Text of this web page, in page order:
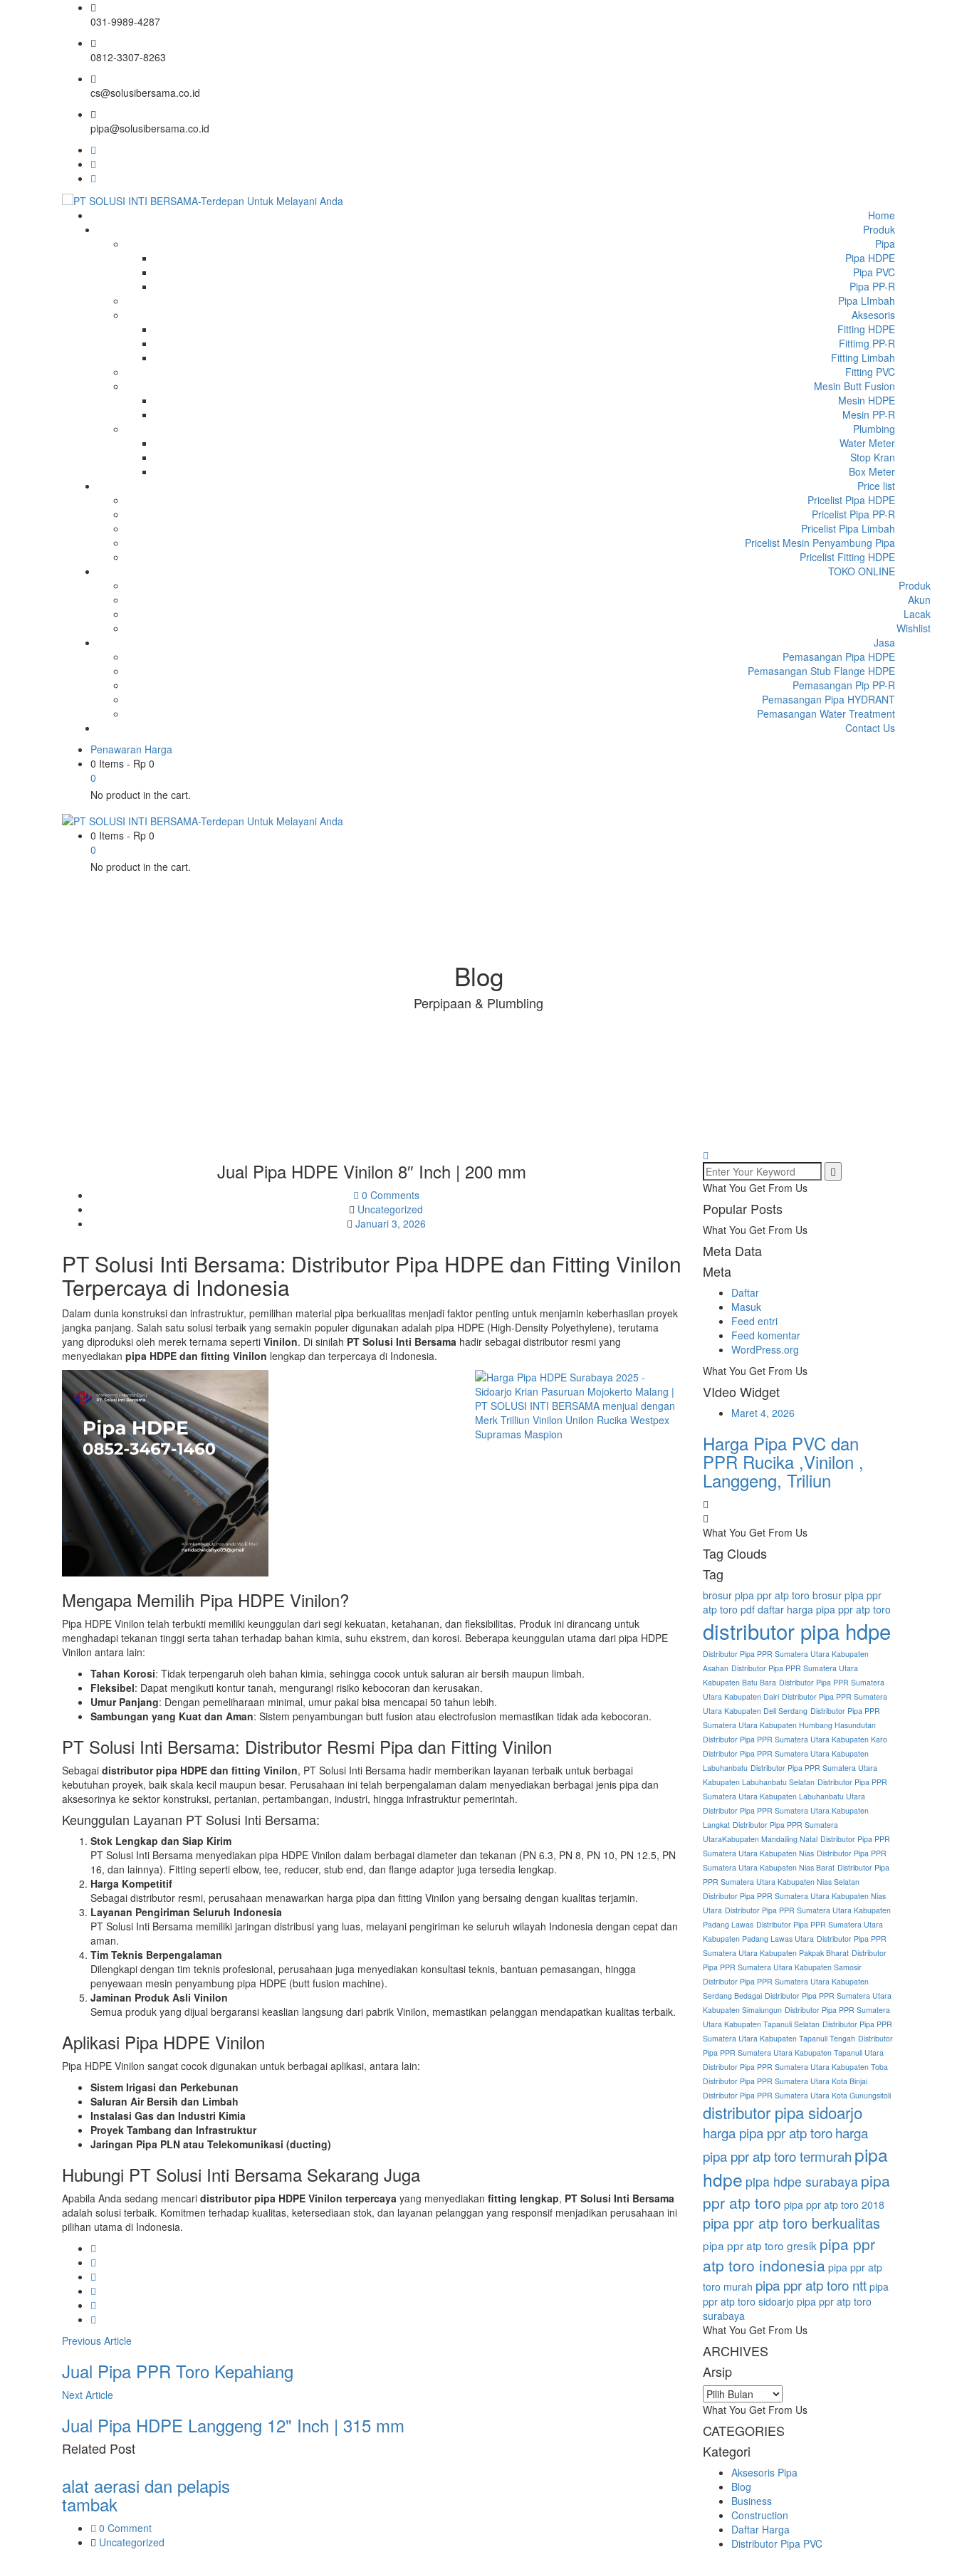
031-9989-4287
0812-3307-8263
cs@solusibersama.co.id
pipa@solusibersama.co.id
Home
Produk
Pipa
Pipa HDPE
Pipa PVC
Pipa PP-R
Pipa LImbah
Aksesoris
Fitting HDPE
Fittimg PP-R
Fitting Limbah
Fitting PVC
Mesin Butt Fusion
Mesin HDPE
Mesin PP-R
Plumbing
Water Meter
Stop Kran
Box Meter
Price list
Pricelist Pipa HDPE
Pricelist Pipa PP-R
Pricelist Pipa Limbah
Pricelist Mesin Penyambung Pipa
Pricelist Fitting HDPE
TOKO ONLINE
Produk
Akun
Lacak
Wishlist
Jasa
Pemasangan Pipa HDPE
Pemasangan Stub Flange HDPE
Pemasangan Pip PP-R
Pemasangan Pipa HYDRANT
Pemasangan Water Treatment
Contact Us
Penawaran Harga
0 Items - Rp 0
0
No product in the cart.
0 Items - Rp 0
0
No product in the cart.
Blog
Perpipaan & Plumbling
Jual Pipa HDPE Vinilon 8″ Inch | 200 mm
0 Comments
Uncategorized
Januari 3, 2026
PT Solusi Inti Bersama: Distributor Pipa HDPE dan Fitting Vinilon
Terpercaya di Indonesia
Dalam dunia konstruksi dan infrastruktur, pemilihan material pipa berkualitas menjadi faktor penting untuk menjamin keberhasilan proyek
jangka panjang. Salah satu solusi terbaik yang semakin populer digunakan adalah pipa HDPE (High-Density Polyethylene), terutama
yang diproduksi oleh merek ternama seperti Vinilon. Di sinilah PT Solusi Inti Bersama hadir sebagai distributor resmi yang
menyediakan pipa HDPE dan fitting Vinilon lengkap dan terpercaya di Indonesia.
Mengapa Memilih Pipa HDPE Vinilon?
Pipa HDPE Vinilon telah terbukti memiliki keunggulan dari segi kekuatan, ketahanan, dan fleksibilitas. Produk ini dirancang untuk
menghadapi tekanan tinggi serta tahan terhadap bahan kimia, suhu ekstrem, dan korosi. Beberapa keunggulan utama dari pipa HDPE
Vinilon antara lain:
Tahan Korosi: Tidak terpengaruh oleh bahan kimia, sehingga cocok untuk saluran air bersih maupun limbah.
Fleksibel: Dapat mengikuti kontur tanah, mengurangi risiko kebocoran dan kerusakan.
Umur Panjang: Dengan pemeliharaan minimal, umur pakai bisa mencapai 50 tahun lebih.
Sambungan yang Kuat dan Aman: Sistem penyambungan butt fusion atau electrofusion memastikan tidak ada kebocoran.
PT Solusi Inti Bersama: Distributor Resmi Pipa dan Fitting Vinilon
Sebagai distributor pipa HDPE dan fitting Vinilon, PT Solusi Inti Bersama hadir memberikan layanan terbaik untuk berbagai
kebutuhan proyek, baik skala kecil maupun besar. Perusahaan ini telah berpengalaman dalam menyediakan berbagai jenis pipa dan
aksesorinya ke sektor konstruksi, pertanian, pertambangan, industri, hingga infrastruktur pemerintah.
Keunggulan Layanan PT Solusi Inti Bersama:
Stok Lengkap dan Siap Kirim
PT Solusi Inti Bersama menyediakan pipa HDPE Vinilon dalam berbagai diameter dan tekanan (PN 6.3, PN 8, PN 10, PN 12.5, PN
16, dan lainnya). Fitting seperti elbow, tee, reducer, stub end, dan flange adaptor juga tersedia lengkap.
Harga Kompetitif
Sebagai distributor resmi, perusahaan menawarkan harga pipa dan fitting Vinilon yang bersaing dengan kualitas terjamin.
Layanan Pengiriman Seluruh Indonesia
PT Solusi Inti Bersama memiliki jaringan distribusi yang luas, melayani pengiriman ke seluruh wilayah Indonesia dengan cepat dan
aman.
Tim Teknis Berpengalaman
Dilengkapi dengan tim teknis profesional, perusahaan juga menyediakan konsultasi teknis, bantuan pemasangan, hingga
penyewaan mesin penyambung pipa HDPE (butt fusion machine).
Jaminan Produk Asli Vinilon
Semua produk yang dijual bergaransi keaslian langsung dari pabrik Vinilon, memastikan pelanggan mendapatkan kualitas terbaik.
Aplikasi Pipa HDPE Vinilon
Pipa HDPE Vinilon sangat cocok digunakan untuk berbagai aplikasi, antara lain:
Sistem Irigasi dan Perkebunan
Saluran Air Bersih dan Limbah
Instalasi Gas dan Industri Kimia
Proyek Tambang dan Infrastruktur
Jaringan Pipa PLN atau Telekomunikasi (ducting)
Hubungi PT Solusi Inti Bersama Sekarang Juga
Apabila Anda sedang mencari distributor pipa HDPE Vinilon terpercaya yang menyediakan fitting lengkap, PT Solusi Inti Bersama
adalah solusi terbaik. Komitmen terhadap kualitas, ketersediaan stok, dan layanan pelanggan yang responsif menjadikan perusahaan ini
pilihan utama di Indonesia.
Previous Article
Jual Pipa PPR Toro Kepahiang
Next Article
Jual Pipa HDPE Langgeng 12" Inch | 315 mm
Related Post
alat aerasi dan pelapis
tambak
0 Comment
Uncategorized
What You Get From Us
Popular Posts
What You Get From Us
Meta Data
Meta
Daftar
Masuk
Feed entri
Feed komentar
WordPress.org
What You Get From Us
VIdeo Widget
Maret 4, 2026
Harga Pipa PVC dan
PPR Rucika ,Vinilon ,
Langgeng, Triliun
What You Get From Us
Tag Clouds
Tag
brosur pipa ppr atp toro brosur pipa ppr
atp toro pdf daftar harga pipa ppr atp toro
distributor pipa hdpe
Distributor Pipa PPR Sumatera Utara Kabupaten
Asahan Distributor Pipa PPR Sumatera Utara
Kabupaten Batu Bara Distributor Pipa PPR Sumatera
Utara Kabupaten Dairi Distributor Pipa PPR Sumatera
Utara Kabupaten Deli Serdang Distributor Pipa PPR
Sumatera Utara Kabupaten Humbang Hasundutan
Distributor Pipa PPR Sumatera Utara Kabupaten Karo
Distributor Pipa PPR Sumatera Utara Kabupaten
Labuhanbatu Distributor Pipa PPR Sumatera Utara
Kabupaten Labuhanbatu Selatan Distributor Pipa PPR
Sumatera Utara Kabupaten Labuhanbatu Utara
Distributor Pipa PPR Sumatera Utara Kabupaten
Langkat Distributor Pipa PPR Sumatera
UtaraKabupaten Mandailing Natal Distributor Pipa PPR
Sumatera Utara Kabupaten Nias Distributor Pipa PPR
Sumatera Utara Kabupaten Nias Barat Distributor Pipa
PPR Sumatera Utara Kabupaten Nias Selatan
Distributor Pipa PPR Sumatera Utara Kabupaten Nias
Utara Distributor Pipa PPR Sumatera Utara Kabupaten
Padang Lawas Distributor Pipa PPR Sumatera Utara
Kabupaten Padang Lawas Utara Distributor Pipa PPR
Sumatera Utara Kabupaten Pakpak Bharat Distributor
Pipa PPR Sumatera Utara Kabupaten Samosir
Distributor Pipa PPR Sumatera Utara Kabupaten
Serdang Bedagai Distributor Pipa PPR Sumatera Utara
Kabupaten Simalungun Distributor Pipa PPR Sumatera
Utara Kabupaten Tapanuli Selatan Distributor Pipa PPR
Sumatera Utara Kabupaten Tapanuli Tengah Distributor
Pipa PPR Sumatera Utara Kabupaten Tapanuli Utara
Distributor Pipa PPR Sumatera Utara Kabupaten Toba
Distributor Pipa PPR Sumatera Utara Kota Binjai
Distributor Pipa PPR Sumatera Utara Kota Gunungsitoli
distributor pipa sidoarjo
harga pipa ppr atp toroharga
pipa ppr atp toro termurahpipa
hdpe pipa hdpe surabaya pipa
ppr atp toro pipa ppr atp toro 2018
pipa ppr atp toro berkualitas
pipa ppr atp toro gresik pipa ppr
atp toro indonesia pipa ppr atp
toro murah pipa ppr atp toro ntt pipa
ppr atp toro sidoarjo pipa ppr atp toro
surabaya
What You Get From Us
ARCHIVES
Arsip
Arsip
What You Get From Us
CATEGORIES
Kategori
Aksesoris Pipa
Blog
Business
Construction
Daftar Harga
Distributor Pipa PVC